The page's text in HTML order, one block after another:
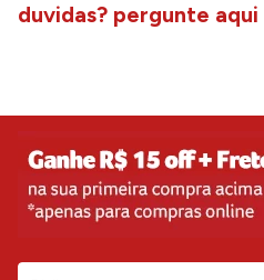
duvidas? pergunte aqui